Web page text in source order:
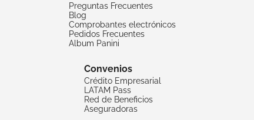
Preguntas Frecuentes
Blog
Comprobantes electrónicos
Pedidos Frecuentes
Album Panini
Convenios
Crédito Empresarial
LATAM Pass
Red de Beneficios
Aseguradoras